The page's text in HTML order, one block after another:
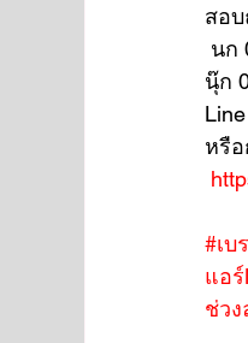
สอ
นก
นุ๊ก
หรื
#เบ
แอร์
ช่วง